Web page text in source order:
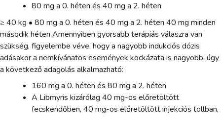
80 mg a 0. héten és 40 mg a 2. héten
≥ 40 kg • 80 mg a 0. héten és 40 mg a 2. héten 40 mg minden
második héten Amennyiben gyorsabb terápiás válaszra van
szükség, figyelembe véve, hogy a nagyobb indukciós dózis
adásakor a nemkívánatos események kockázata is nagyobb, úgy
a következő adagolás alkalmazható:
160 mg a 0. héten és 80 mg a 2. héten
A Libmyris kizárólag 40 mg-os előretöltött
fecskendőben, 40 mg-os előretöltött injekciós tollban,